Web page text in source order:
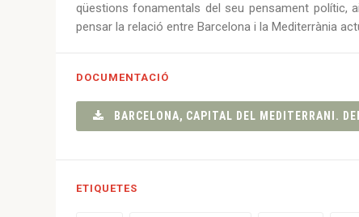
qüestions fonamentals del seu pensament polític,
pensar la relació entre Barcelona i la Mediterrània
DOCUMENTACIÓ
BARCELONA, CAPITAL DEL MEDITERRANI.
ETIQUETES